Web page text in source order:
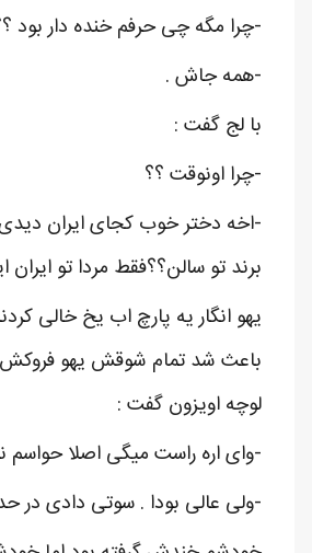
-چرا مگه چی حرفم خنده دار بود
-همه جاش .
با لج گفت :
-چرا اونوقت ؟؟
-اخه دختر خوب کجای ایران دیدی
برند تو سالن؟؟فقط مردا تو ایران
یهو انگار یه پارچ اب یخ خالی
باعث شد تمام شوقش یهو فروکش
لوچه اویزون گفت :
-وای اره راست میگی اصلا حواسم
-ولی عالی بودا . سوتی دادی در